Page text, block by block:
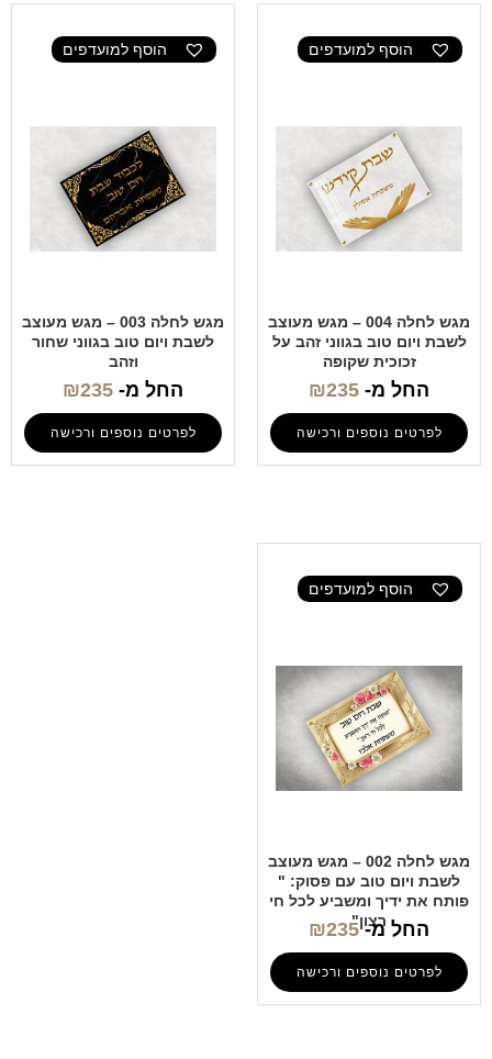
הוסף למועדפים
מגש לחלה 004 – מגש מעוצב
לשבת ויום טוב בגווני זהב על
זכוכית שקופה
החל מ- ₪235
לפרטים נוספים ורכישה
הוסף למועדפים
מגש לחלה 003 – מגש מעוצב
לשבת ויום טוב בגווני שחור
וזהב
החל מ- ₪235
לפרטים נוספים ורכישה
הוסף למועדפים
מגש לחלה 002 – מגש מעוצב
לשבת ויום טוב עם פסוק: "
פותח את ידיך ומשביע לכל חי
רצון"
החל מ- ₪235
לפרטים נוספים ורכישה